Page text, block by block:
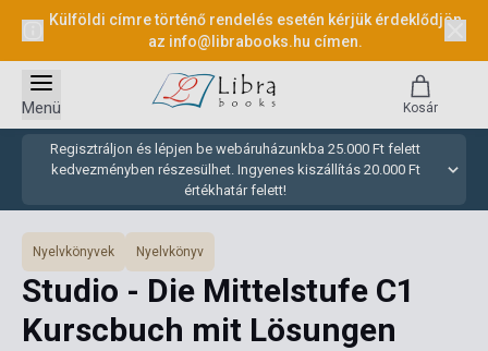
Külföldi címre történő rendelés esetén kérjük érdeklődjön
az info@librabooks.hu címen.
Regisztráljon és lépjen be webáruházunkba 25.000 Ft felett
kedvezményben részesülhet. Ingyenes kiszállítás 20.000 Ft
értékhatár felett!
Menü Kosár
Nyelvkönyvek Nyelvkönyv
Studio - Die Mittelstufe C1
Kurscbuch mit Lösungen